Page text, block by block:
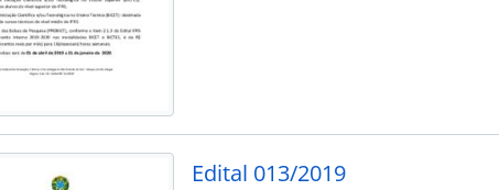
Edital 013/2019